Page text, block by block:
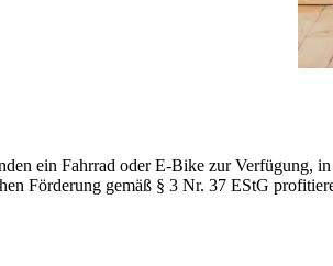
ein Fahrrad oder E-Bike zur Verfügung,
Förderung gemäß § 3 Nr. 37 EStG